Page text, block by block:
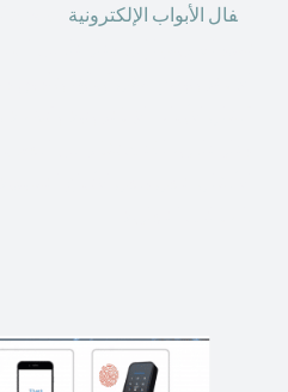
فال الأبواب الإلكترونية